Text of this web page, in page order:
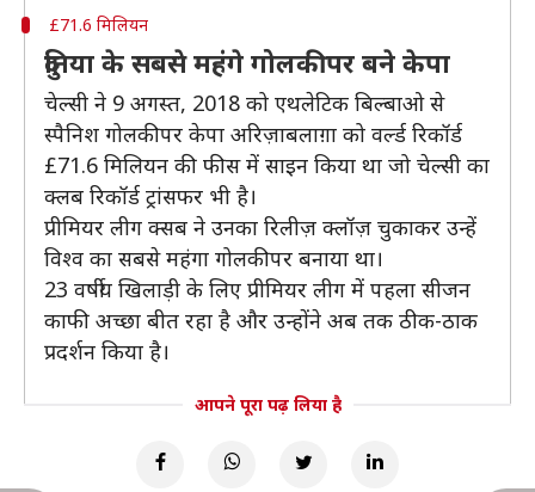
£71.6 मिलियन
दुनिया के सबसे महंगे गोलकीपर बने केपा
चेल्सी ने 9 अगस्त, 2018 को एथलेटिक बिल्बाओ से
स्पैनिश गोलकीपर केपा अरिज़ाबलाग़ा को वर्ल्ड रिकॉर्ड
£71.6 मिलियन की फीस में साइन किया था जो चेल्सी का
क्लब रिकॉर्ड ट्रांसफर भी है।
प्रीमियर लीग क्सब ने उनका रिलीज़ क्लॉज़ चुकाकर उन्हें
विश्व का सबसे महंगा गोलकीपर बनाया था।
23 वर्षीय खिलाड़ी के लिए प्रीमियर लीग में पहला सीजन
काफी अच्छा बीत रहा है और उन्होंने अब तक ठीक-ठाक
प्रदर्शन किया है।
आपने पूरा पढ़ लिया है